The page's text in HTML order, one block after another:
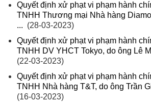
Quyết định xử phạt vi phạm hành
TNHH Thương mại Nhà hàng
... (28-03-2023)
Quyết định xử phạt vi phạm hành
TNHH DV YHCT Tokyo, do ông Lê
(22-03-2023)
Quyết định xử phạt vi phạm hành
TNHH Nhà hàng T&T, do ông Trần
(16-03-2023)